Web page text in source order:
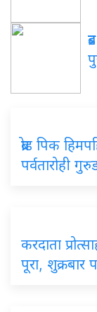
ब्रोड पिक
पर्वतारोही
करदाता
पूरा, शुक्रबार